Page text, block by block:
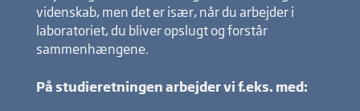
videnskab, men det er især, når du arbejder i
laboratoriet, du bliver opslugt og forstår
sammenhængene.
På studieretningen arbejder vi f.eks. med: